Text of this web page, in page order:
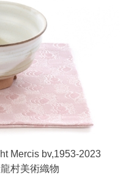
Mercis bv,1953-2023
村美術織物